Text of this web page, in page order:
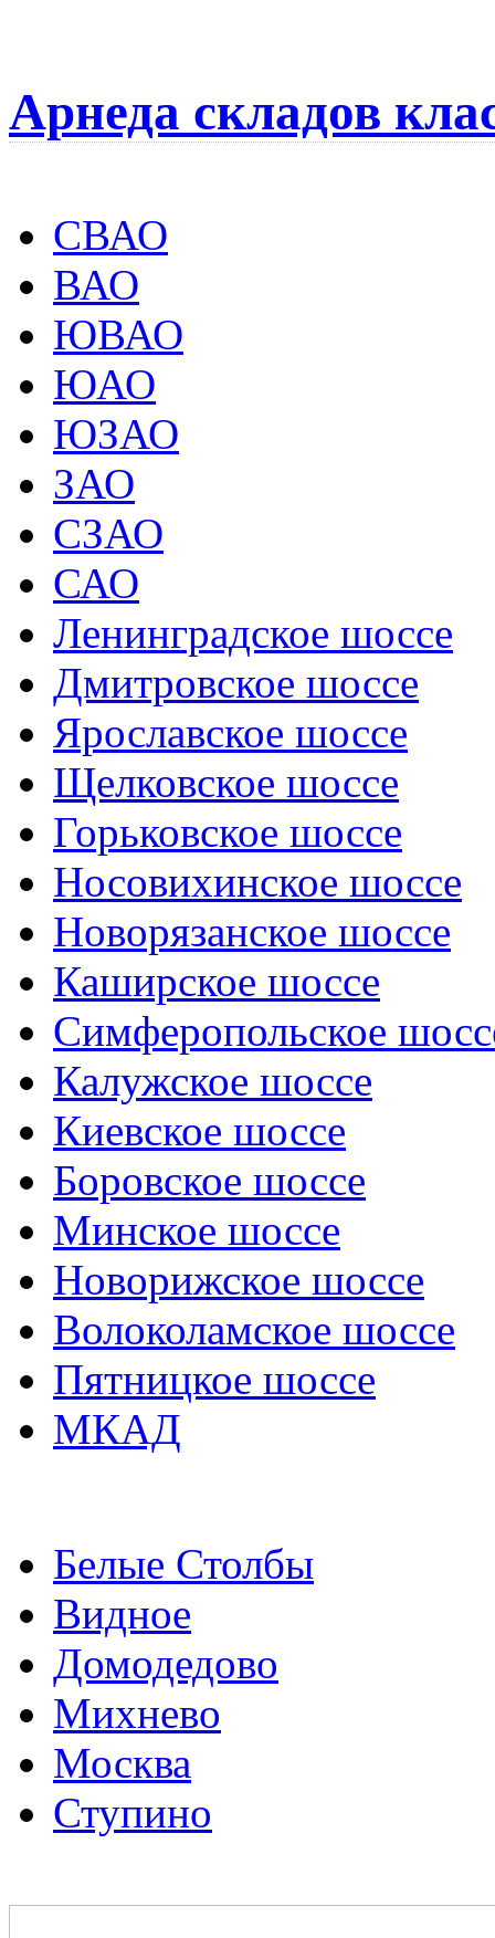
Арнеда складов
СВАО
ВАО
ЮВАО
ЮАО
ЮЗАО
ЗАО
СЗАО
САО
Ленинградское шоссе
Дмитровское шоссе
Ярославское шоссе
Щелковское шоссе
Горьковское шоссе
Носовихинское шоссе
Новорязанское шоссе
Каширское шоссе
Симферопольское
Калужское шоссе
Киевское шоссе
Боровское шоссе
Минское шоссе
Новорижское шоссе
Волоколамское шоссе
Пятницкое шоссе
МКАД
Белые Столбы
Видное
Домодедово
Михнево
Москва
Ступино